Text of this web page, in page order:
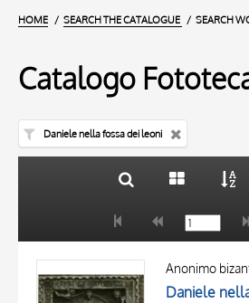
HOME SEARCH THE CATALOGUE SEARCH
Catalogo
Daniele nella fossa dei leoni
Anonimo
Daniele